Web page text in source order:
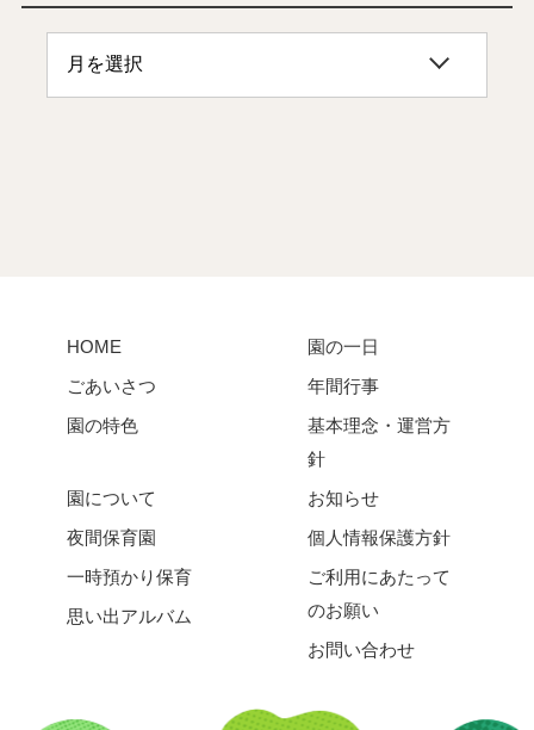
HOME
ごあいさつ
園の特色
園の一日
年間行事
基本理念・運営方
針
園について
夜間保育園
一時預かり保育
思い出アルバム
お知らせ
個人情報保護方針
ご利用にあたって
のお願い
お問い合わせ